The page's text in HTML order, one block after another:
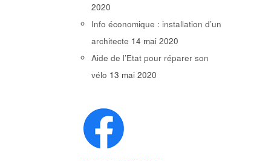
2020
Info économique : installation d’un
architecte 14 mai 2020
Aide de l’Etat pour réparer son
vélo 13 mai 2020